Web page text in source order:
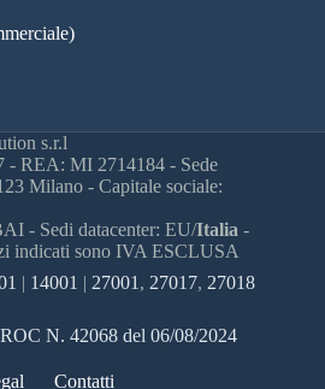
s.r.l
- REA: MI 2714184 - Sede
Milano - Capitale sociale:
- Sedi datacenter: EU/Italia -
indicati sono IVA ESCLUSA
| 14001 | 27001 , 27017, 27018
ROC N. 42068 del 06/08/2024
Contatti